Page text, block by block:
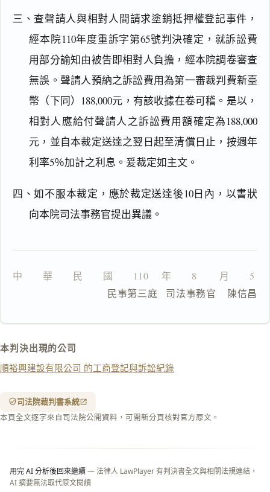
三、查聲請人與相對人間請求塗銷抵押權登記事件，
經本院110年度重訴字第65號判決確定，就訴訟費
用部分諭知由被告即相對人負擔，經本院調卷審查
無誤。聲請人預納之訴訟費用為第一審裁判費新臺
幣（下同）188,000元，有該收據在卷可稽。是以，
相對人應給付聲請人之訴訟費用額確定為188,000
元，並自本裁定送達之翌日起至清償日止，按週年
利率5％加計之利息。爰裁定如主文。
四、如不服本裁定，應於裁定送達後10日內，以書狀
向本院司法事務官提出異議。
中　　華　　民　　國　　110 　年　　8 　　月　　5
                  民事第三庭   司法事務官    陳信昌
本判決出現的公司
順裕興建設有限公司 的工商登記與訴訟紀錄
司法院裁判書系統
本頁全文逐字來自司法院公開資料，可開新分頁核對官方原文。
用完 AI 分析後回來繼續— 法律人 LawPlayer 有判決書全文與相關法規連結，
AI 摘要無法取代原文閱讀
搜尋本
主
文
由
一
全